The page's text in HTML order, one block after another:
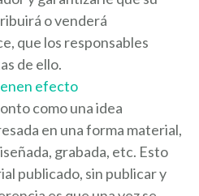
o venderá
que los responsables
de ello.
efecto
como una idea
en una forma material,
grabada, etc. Esto
publicado, sin publicar y